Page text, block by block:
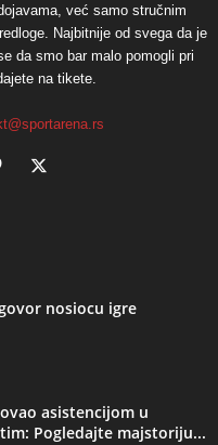
već samo stručnim
Najbitnije od svega da je
da smo bar malo pomogli pri
na tikete.
nosiocu igre
asistencijom u
Pogledajte majstoriju...